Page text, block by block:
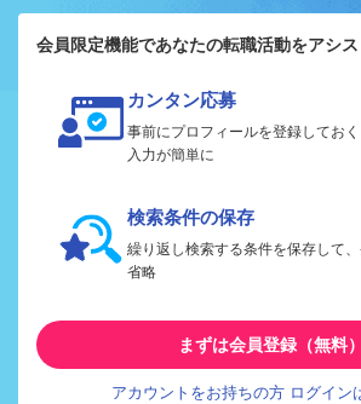
会員限定機能であなたの転職活動をアシス
カンタン応募
事前にプロフィールを登録してお
入力が簡単に
検索条件の保存
繰り返し検索する条件を保存して
省略
まずは会員登録（無料）
アカウントをお持ちの方 ログイン